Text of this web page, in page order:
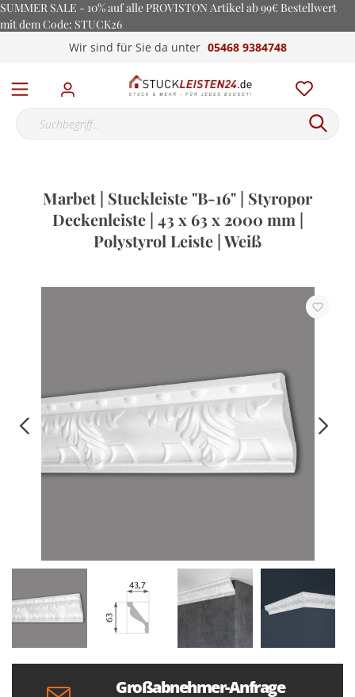
SUMMER SALE - 10% auf alle PROVISTON Artikel ab 99€ Bestellwert
mit dem Code: STUCK26
Wir sind für Sie da unter 05468 9384748
Marbet | Stuckleiste "B-16" | Styropor
Deckenleiste | 43 x 63 x 2000 mm |
Polystyrol Leiste | Weiß
Großabnehmer-Anfrage